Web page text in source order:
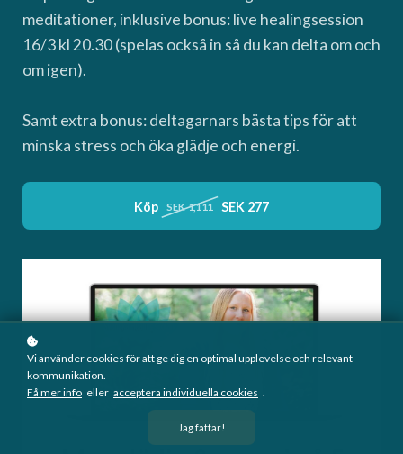
meditationer, inklusive bonus: live healingsession
16/3 kl 20.30 (spelas också in så du kan delta om och
om igen).
Samt extra bonus: deltagarnars bästa tips för att
minska stress och öka glädje och energi.
Köp SEK 1,111 SEK 277
Vi använder cookies för att ge dig en optimal upplevelse och relevant
kommunikation.
Få mer info eller acceptera individuella cookies .
Jag fattar!